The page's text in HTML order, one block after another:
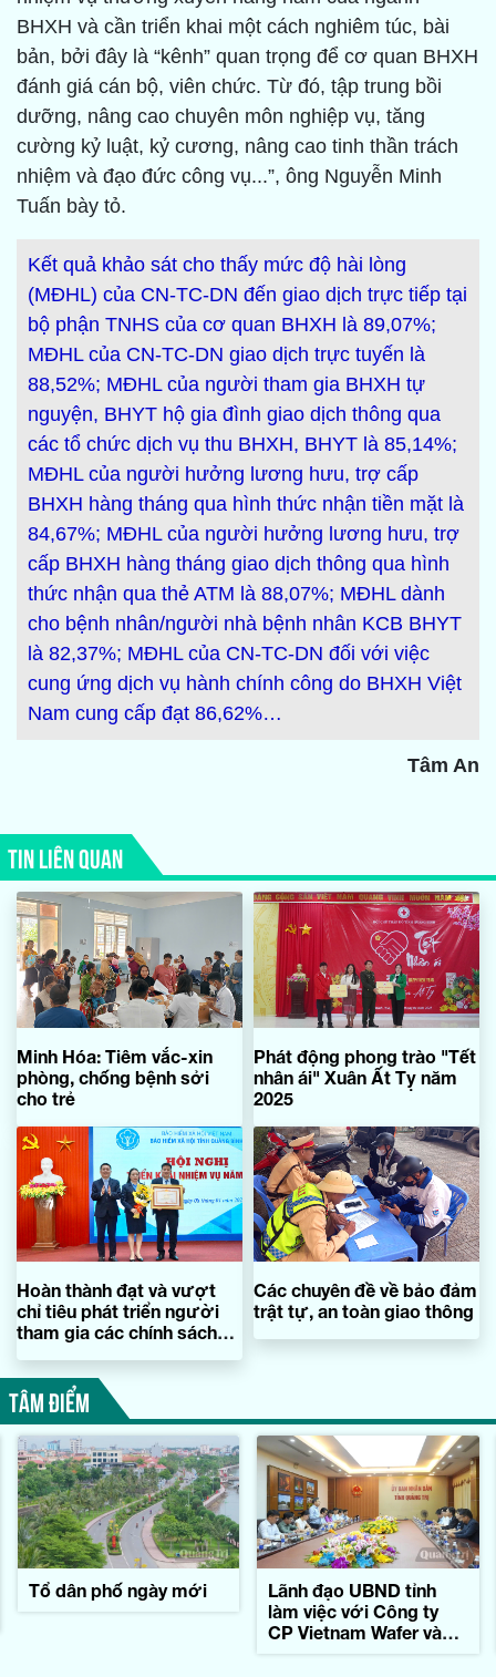
BHXH và cần triển khai một cách nghiêm túc, bài
bản, bởi đây là “kênh” quan trọng để cơ quan BHXH
đánh giá cán bộ, viên chức. Từ đó, tập trung bồi
dưỡng, nâng cao chuyên môn nghiệp vụ, tăng
cường kỷ luật, kỷ cương, nâng cao tinh thần trách
nhiệm và đạo đức công vụ...”, ông Nguyễn Minh
Tuấn bày tỏ.
Kết quả khảo sát cho thấy mức độ hài lòng
(MĐHL) của CN-TC-DN đến giao dịch trực tiếp tại
bộ phận TNHS của cơ quan BHXH là 89,07%;
MĐHL của CN-TC-DN giao dịch trực tuyến là
88,52%; MĐHL của người tham gia BHXH tự
nguyện, BHYT hộ gia đình giao dịch thông qua
các tổ chức dịch vụ thu BHXH, BHYT là 85,14%;
MĐHL của người hưởng lương hưu, trợ cấp
BHXH hàng tháng qua hình thức nhận tiền mặt là
84,67%; MĐHL của người hưởng lương hưu, trợ
cấp BHXH hàng tháng giao dịch thông qua hình
thức nhận qua thẻ ATM là 88,07%; MĐHL dành
cho bệnh nhân/người nhà bệnh nhân KCB BHYT
là 82,37%; MĐHL của CN-TC-DN đối với việc
cung ứng dịch vụ hành chính công do BHXH Việt
Nam cung cấp đạt 86,62%…
Tâm An
TIN LIÊN QUAN
Minh Hóa: Tiêm vắc-xin
phòng, chống bệnh sởi
cho trẻ
Phát động phong trào "Tết
nhân ái" Xuân Ất Tỵ năm
2025
Hoàn thành đạt và vượt
chỉ tiêu phát triển người
tham gia các chính sách
Các chuyên đề về bảo đảm
trật tự, an toàn giao thông
TÂM ĐIỂM
Tổ dân phố ngày mới
Lãnh đạo UBND tỉnh
làm việc với Công ty
CP Vietnam Wafer và